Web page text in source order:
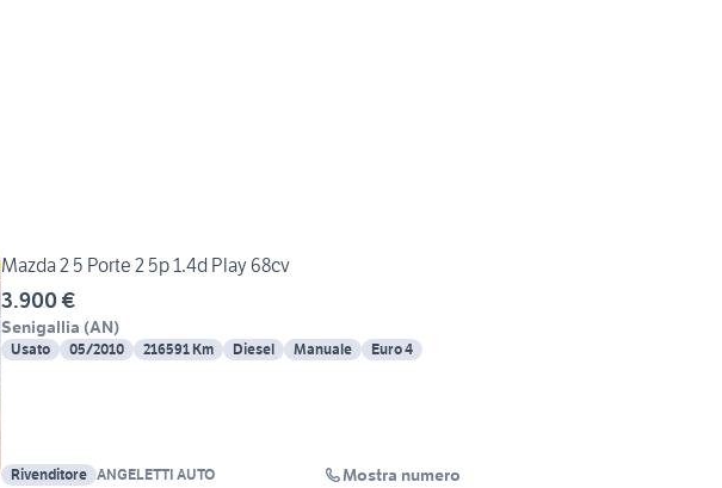
Mazda 2 5 Porte 2 5p 1.4d Play 68cv
3.900 €
Senigallia (AN)
Usato 05/2010 216591 Km Diesel Manuale Euro 4
Rivenditore ANGELETTI AUTO Mostra numero